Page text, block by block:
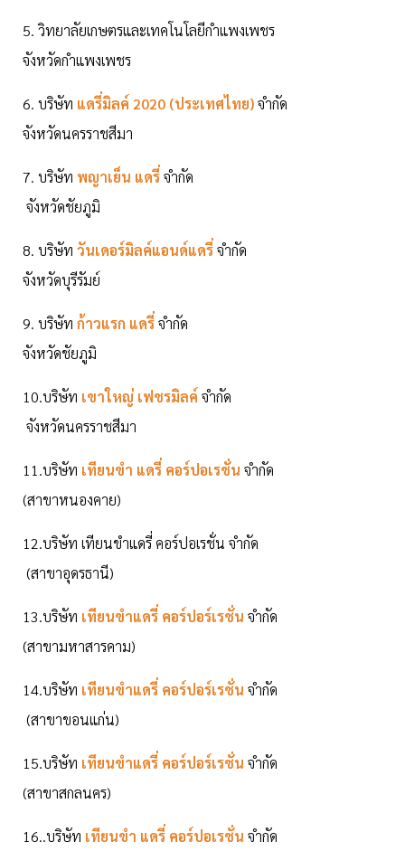
5. วิทยาลัยเกษตรและเทคโนโลยีกำแพงเพชร
จังหวัดกำแพงเพชร
6. บริษัท แดรี่มิลค์ 2020 (ประเทศไทย)จำกัด
จังหวัดนครราชสีมา
7. บริษัท พญาเย็น แดรี่จำกัด
จังหวัดชัยภูมิ
8. บริษัท วันเดอร์มิลค์แอนด์แดรี่จำกัด
จังหวัดบุรีรัมย์
9. บริษัท ก้าวแรก แดรี่จำกัด
จังหวัดชัยภูมิ
10.บริษัท เขาใหญ่ เฟชรมิลค์ จำกัด
จังหวัดนครราชสีมา
11.บริษัท เทียนขำ แดรี่ คอร์ปอเรชั่น จำกัด
(สาขาหนองคาย)
12.บริษัท เทียนขำแดรี่ คอร์ปอเรชั่น จำกัด
(สาขาอุดรธานี)
13.บริษัท เทียนขำแดรี่ คอร์ปอร์เรชั่น จำกัด
(สาขามหาสารคาม)
14.บริษัท เทียนขำแดรี่ คอร์ปอร์เรชั่น จำกัด
(สาขาขอนแก่น)
15.บริษัท เทียนขำแดรี่ คอร์ปอร์เรชั่น จำกัด
(สาขาสกลนคร)
16..บริษัท เทียนขำ แดรี่ คอร์ปอเรชั่น จำกัด